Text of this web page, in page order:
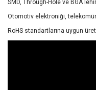
SMD, Through-Hole ve BGA
Otomotiv elektroniği,
RoHS standartlarına uygun